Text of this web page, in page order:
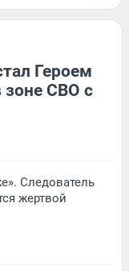
Героем
зоне СВО с
Следователь
жертвой